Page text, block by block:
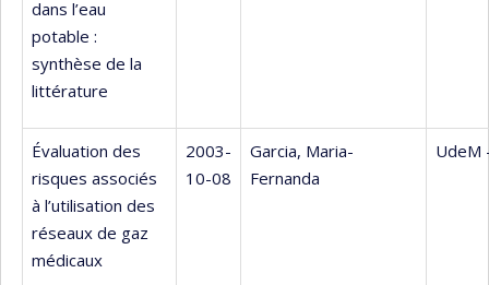
dans l’eau
potable :
synthèse de la
littérature
Évaluation des
risques associés
à l’utilisation des
réseaux de gaz
médicaux
2003-
10-08
Garcia, Maria-
Fernanda
UdeM